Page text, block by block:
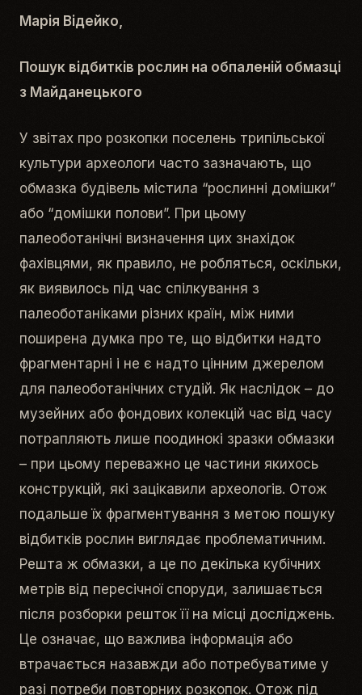
Марія Відейко,
Пошук відбитків рослин на обпаленій обмазці
з Майданецького
У звітах про розкопки поселень трипільської
культури археологи часто зазначають, що
обмазка будівель містила “рослинні домішки”
або “домішки полови”. При цьому
палеоботанічні визначення цих знахідок
фахівцями, як правило, не робляться, оскільки,
як виявилось під час спілкування з
палеоботаніками різних країн, між ними
поширена думка про те, що відбитки надто
фрагментарні і не є надто цінним джерелом
для палеоботанічних студій. Як наслідок – до
музейних або фондових колекцій час від часу
потрапляють лише поодинокі зразки обмазки
– при цьому переважно це частини якихось
конструкцій, які зацікавили археологів. Отож
подальше їх фрагментування з метою пошуку
відбитків рослин виглядає проблематичним.
Решта ж обмазки, а це по декілька кубічних
метрів від пересічної споруди, залишається
після розборки решток її на місці досліджень.
Це означає, що важлива інформація або
втрачається назавжди або потребуватиме у
разі потреби повторних розкопок. Отож під